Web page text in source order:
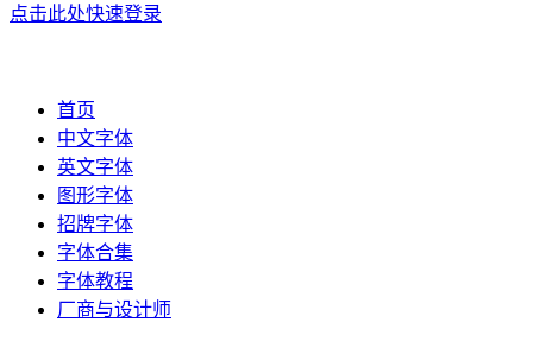
点击此处快速登录
首页
中文字体
英文字体
图形字体
招牌字体
字体合集
字体教程
厂商与设计师